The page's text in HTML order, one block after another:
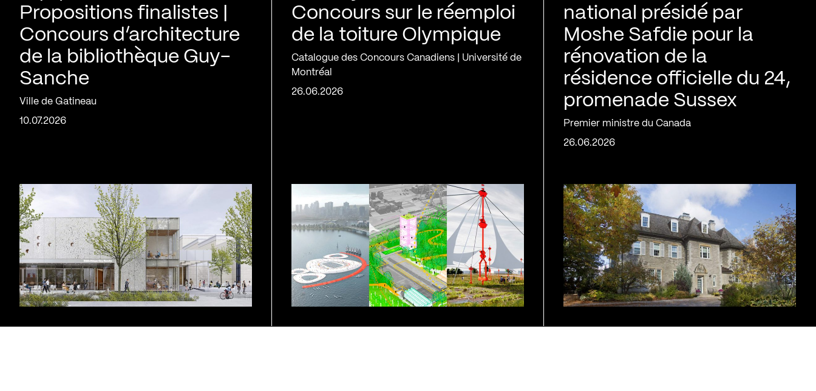
Propositions finalistes |
Concours d’architecture
de la bibliothèque Guy-
Sanche
Ville de Gatineau
10.07.2026
Concours sur le réemploi
de la toiture Olympique
Catalogue des Concours Canadiens | Université de
Montréal
26.06.2026
national présidé par
Moshe Safdie pour la
rénovation de la
résidence officielle du 24,
promenade Sussex
Premier ministre du Canada
26.06.2026